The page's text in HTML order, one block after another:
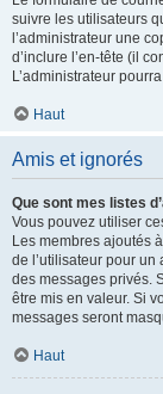
suivre les utilisateurs
l’administrateur une
d’inclure l’en-tête (il
L’administrateur
Haut
Amis et ignorés
Que sont mes listes
Vous pouvez utiliser
Les membres ajoutés
de l’utilisateur pour
des messages privés.
être mis en valeur. Si
messages seront
Haut